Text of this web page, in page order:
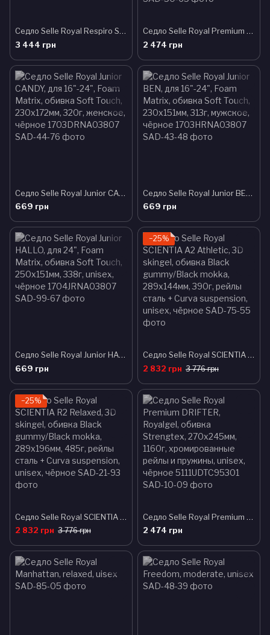
Седло Selle Royal Respiro Soft Relaxed Unisex 5132DETB291L4
3 444 грн
Седло Selle Royal Premium DRIFTER PLUS, Royalgel, обивка Kennenback, 270х245мм, 1260г, хромированные рейлы и пружины, unisex, коричн. 5111UDTD08129
2 474 грн
Седло Selle Royal Junior CANDY, для 16"-24", Foam Matrix, обивка Soft Touch, 230х172мм, 320г, женское, чёрное 1703DRNA03807
669 грн
Седло Selle Royal Junior BEN, для 16"-24", Foam Matrix, обивка Soft Touch, 230х151мм, 313г, мужское, чёрное 1703HRNA03807
669 грн
Седло Selle Royal Junior HALLO, для 24", Foam Matrix, обивка Soft Touch, 250х151мм, 338г, unisex, чёрное 1704JRNA03807
669 грн
−25%
Седло Selle Royal SCIENTIA A2 Athletic, 3D skingel, обивка Black gummy/Black mokka, 289х144мм, 390г, рейлы сталь + Curva suspension, unisex, чёрное
2 832 грн 3 776 грн
−25%
Седло Selle Royal SCIENTIA R2 Relaxed, 3D skingel, обивка Black gummy/Black mokka, 289х196мм, 485г, рейлы сталь + Curva suspension, unisex, чёрное
2 832 грн 3 776 грн
Седло Selle Royal Premium DRIFTER, Royalgel, обивка Strengtex, 270х245мм, 1160г, хромированные рейлы и пружины, unisex, чёрное 5111UDTC95301
2 474 грн